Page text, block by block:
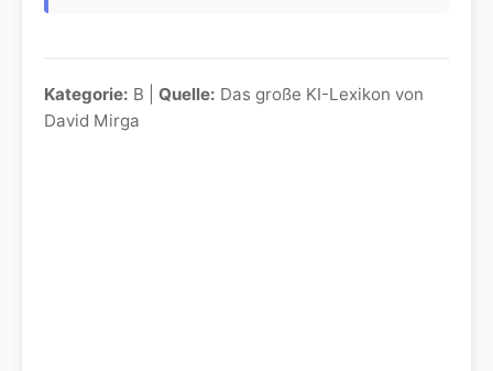
Kategorie: B | Quelle: Das große KI-Lexikon von
David Mirga